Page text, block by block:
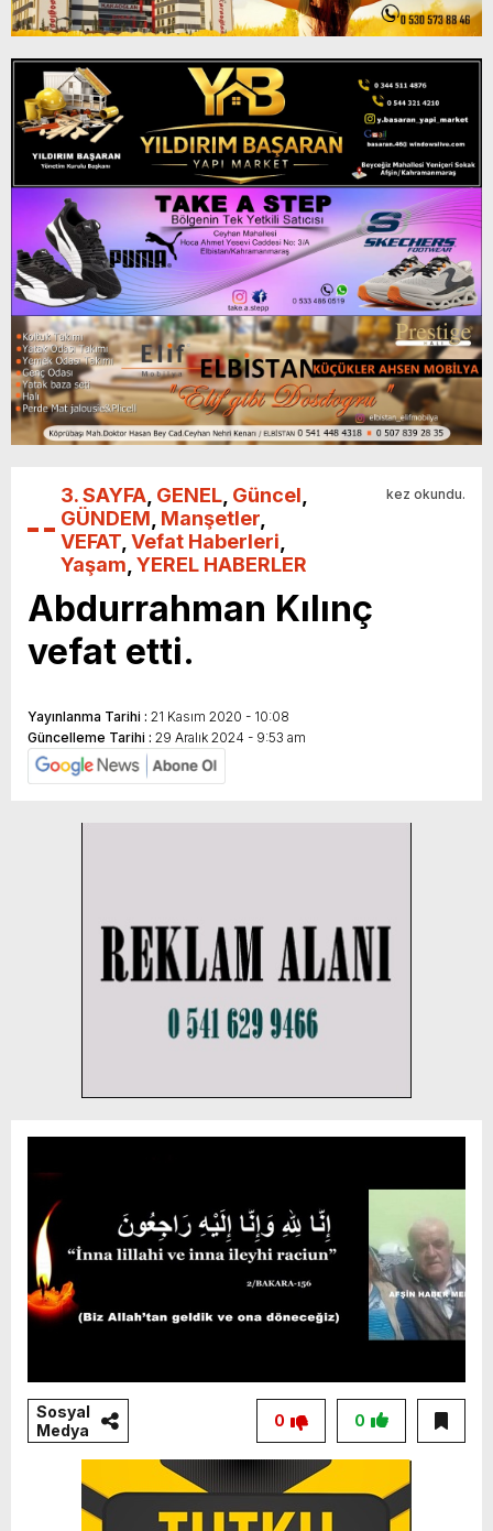
3. SAYFA GENEL Güncel
GÜNDEM Manşetler
VEFAT Vefat Haberleri
Yaşam YEREL HABERLER
kez okundu.
Abdurrahman Kılınç
vefat etti.
Yayınlanma Tarihi : 21 Kasım 2020 - 10:08
Güncelleme Tarihi : 29 Aralık 2024 - 9:53 am
Sosyal
Medya
0
0